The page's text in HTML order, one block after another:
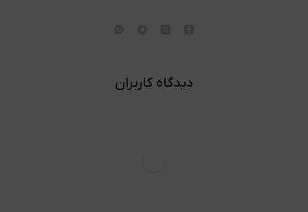
دیدگاه کاربران